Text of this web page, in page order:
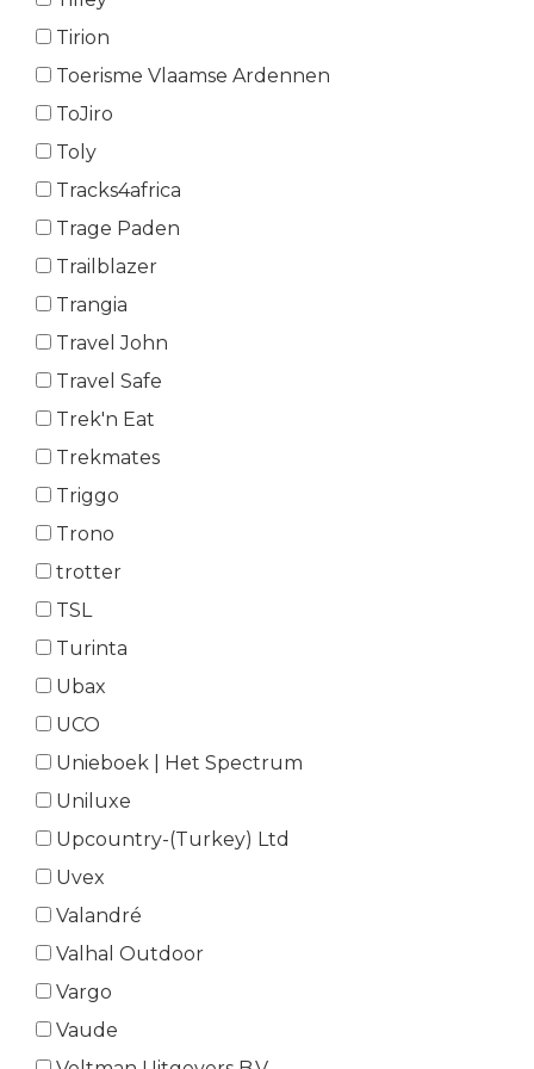
Tirion
Toerisme Vlaamse Ardennen
ToJiro
Toly
Tracks4africa
Trage Paden
Trailblazer
Trangia
Travel John
Travel Safe
Trek'n Eat
Trekmates
Triggo
Trono
trotter
TSL
Turinta
Ubax
UCO
Unieboek | Het Spectrum
Uniluxe
Upcountry-(Turkey) Ltd
Uvex
Valandré
Valhal Outdoor
Vargo
Vaude